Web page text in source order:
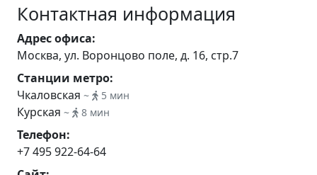
Контактная информация
Адрес офиса:
Москва, ул. Воронцово поле, д. 16, стр.7
Станции метро:
Чкаловская ~ 5 мин
Курская ~ 8 мин
Телефон:
+7 495 922-64-64